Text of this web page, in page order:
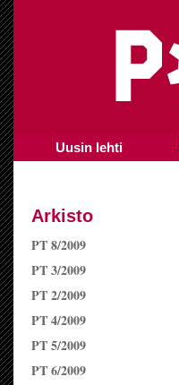
Uusin lehti
Arkisto
PT 8/2009
PT 3/2009
PT 2/2009
PT 4/2009
PT 5/2009
PT 6/2009